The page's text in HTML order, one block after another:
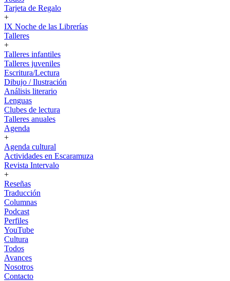
Tarjeta de Regalo
+
IX Noche de las Librerías
Talleres
+
Talleres infantiles
Talleres juveniles
Escritura/Lectura
Dibujo / Ilustración
Análisis literario
Lenguas
Clubes de lectura
Talleres anuales
Agenda
+
Agenda cultural
Actividades en Escaramuza
Revista Intervalo
+
Reseñas
Traducción
Columnas
Podcast
Perfiles
YouTube
Cultura
Todos
Avances
Nosotros
Contacto